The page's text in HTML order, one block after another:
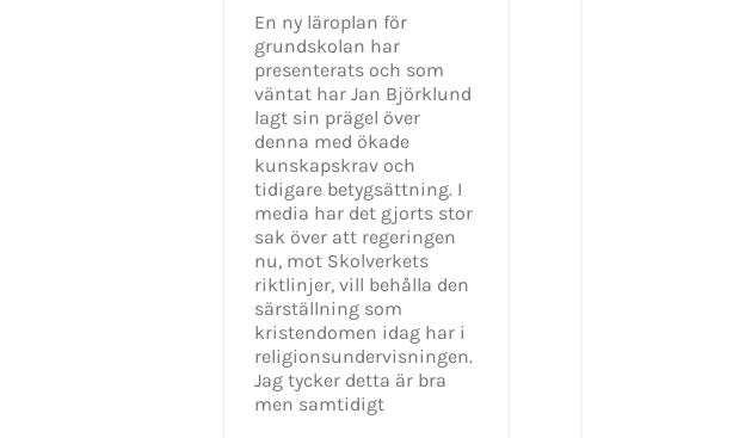
En ny läroplan för
grundskolan har
presenterats och som
väntat har Jan Björklund
lagt sin prägel över
denna med ökade
kunskapskrav och
tidigare betygsättning. I
media har det gjorts stor
sak över att regeringen
nu, mot Skolverkets
riktlinjer, vill behålla den
särställning som
kristendomen idag har i
religionsundervisningen.
Jag tycker detta är bra
men samtidigt